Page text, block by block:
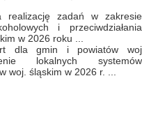
realizację zadań w zakresie
i przeciwdziałania
w 2026 roku ...
dla gmin i powiatów woj
lokalnych systemów
woj. śląskim w 2026 r. ...